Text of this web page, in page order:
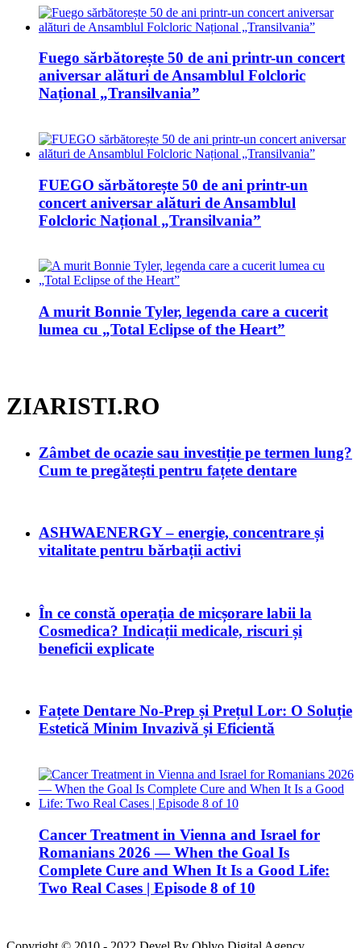
Fuego sărbătorește 50 de ani printr-un concert
aniversar alături de Ansamblul Folcloric
Național „Transilvania”
FUEGO sărbătorește 50 de ani printr-un
concert aniversar alături de Ansamblul
Folcloric Național „Transilvania”
A murit Bonnie Tyler, legenda care a cucerit
lumea cu „Total Eclipse of the Heart”
ZIARISTI.RO
Zâmbet de ocazie sau investiție pe termen lung?
Cum te pregătești pentru fațete dentare
ASHWAENERGY – energie, concentrare și
vitalitate pentru bărbații activi
În ce constă operația de micșorare labii la
Cosmedica? Indicații medicale, riscuri și
beneficii explicate
Fațete Dentare No-Prep și Prețul Lor: O Soluție
Estetică Minim Invazivă și Eficientă
Cancer Treatment in Vienna and Israel for
Romanians 2026 — When the Goal Is
Complete Cure and When It Is a Good Life:
Two Real Cases | Episode 8 of 10